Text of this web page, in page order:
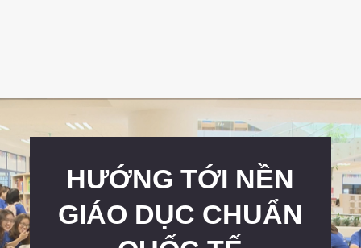
HƯỚNG TỚI NỀN
GIÁO DỤC CHUẨN